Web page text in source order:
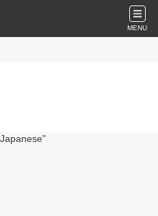
MENU